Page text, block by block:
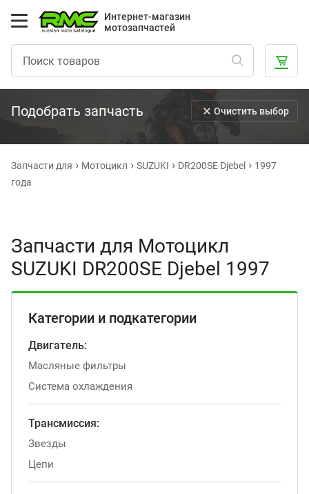
Интернет-магазин
мотозапчастей
Подобрать запчасть Очистить выбор
Запчасти для Мотоцикл SUZUKI DR200SE Djebel
1997
года
Запчасти для Мотоцикл
SUZUKI DR200SE Djebel 1997
Категории и подкатегории
Двигатель:
Масляные фильтры
Система охлаждения
Трансмиссия:
Звезды
Цепи